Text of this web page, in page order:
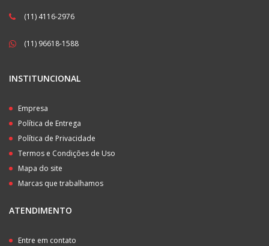
(11) 4116-2976
(11) 96618-1588
INSTITUNCIONAL
Empresa
Política de Entrega
Política de Privacidade
Termos e Condições de Uso
Mapa do site
Marcas que trabalhamos
ATENDIMENTO
Entre em contato